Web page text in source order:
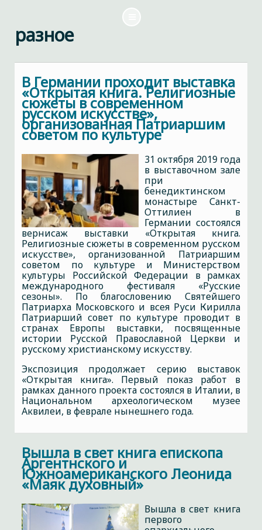
разное
В Германии проходит выставка
«Открытая книга. Религиозные
сюжеты в современном
русском искусстве»,
организованная Патриаршим
советом по культуре
31 октября 2019 года
в выставочном зале
при
бенедиктинском
монастыре Санкт-
Оттилиен в
Германии состоялся
вернисаж выставки «Открытая книга.
Религиозные сюжеты в современном русском
искусстве», организованной Патриаршим
советом по культуре и Министерством
культуры Российской Федерации в рамках
международного фестиваля «Русские
сезоны». По благословению Святейшего
Патриарха Московского и всея Руси Кирилла
Патриарший совет по культуре проводит в
странах Европы выставки, посвященные
истории Русской Православной Церкви и
русскому христианскому искусству.
Экспозиция продолжает серию выставок
«Открытая книга». Первый показ работ в
рамках данного проекта состоялся в Италии, в
Национальном археологическом музее
Аквилеи, в феврале нынешнего года.
Вышла в свет книга епископа
Аргентнского и
Южноамериканского Леонида
«Маяк духовный»
Вышла в свет книга
первого